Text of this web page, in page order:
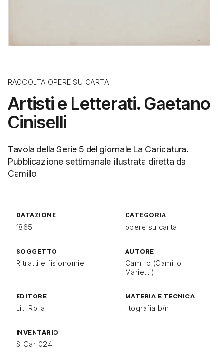
RACCOLTA OPERE SU CARTA
Artisti e Letterati. Gaetano
Ciniselli
Tavola della Serie 5 del giornale La Caricatura.
Pubblicazione settimanale illustrata diretta da
Camillo
DATAZIONE
1865
CATEGORIA
opere su carta
SOGGETTO
Ritratti e fisionomie
AUTORE
Camillo (Camillo
Marietti)
EDITORE
Lit. Rolla
MATERIA E TECNICA
litografia b/n
INVENTARIO
S_Car_024